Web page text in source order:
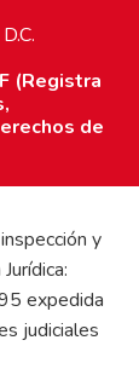
(Registra
de
y
expedida
judiciales